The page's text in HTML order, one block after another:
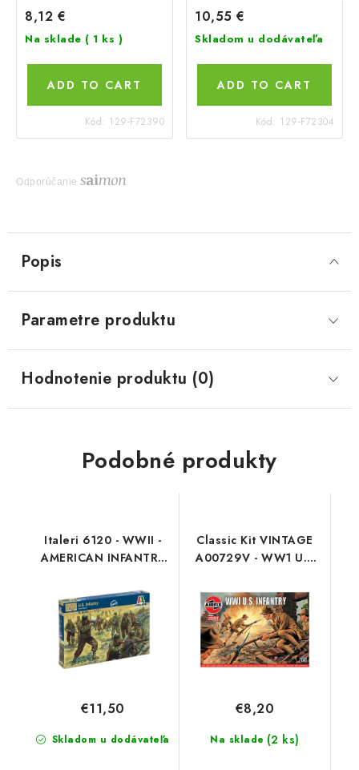
8,12 €
Na sklade ( 1 ks )
ADD TO CART
Kód: 129-F72390
10,55 €
Skladom u dodávateľa
ADD TO CART
Kód: 129-F72304
Odporúčanie
Popis
Parametre produktu
Hodnotenie produktu (0)
Podobné produkty
Italeri 6120 - WWII -
AMERICAN INFANTRY
Skladom u dodávateľa
€11,50
Classic Kit VINTAGE
A00729V - WW1 U.S
Na sklade (2 ks)
€8,20